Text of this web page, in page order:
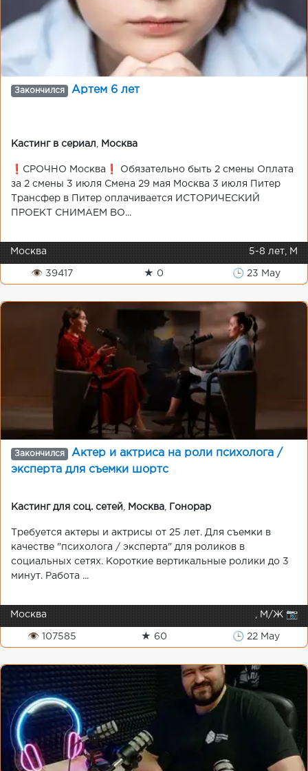
Закончился Артем 6 лет
Кастинг в сериал Москва
❗️СРОЧНО Москва❗️ Обязательно быть 2 смены Оплата
за 2 смены 3 июля Смена 29 мая Москва 3 июля Питер
Трансфер в Питер оплачивается ИСТОРИЧЕСКИЙ
ПРОЕКТ СНИМАЕМ ВО...
Москва 5-8 лет, М
👁 39417 ★ 0 🕒 23 May
Закончился
Актер и актриса на роли психолога /
эксперта для съемки шортс
Кастинг для соц. сетей Москва Гонорар
Требуется актеры и актрисы от 25 лет. Для съемки в
качестве "психолога / эксперта" для роликов в
социальных сетях. Короткие вертикальные ролики до 3
минут. Работа ...
Москва , М/Ж 📷
👁 107585 ★ 60 🕒 22 May